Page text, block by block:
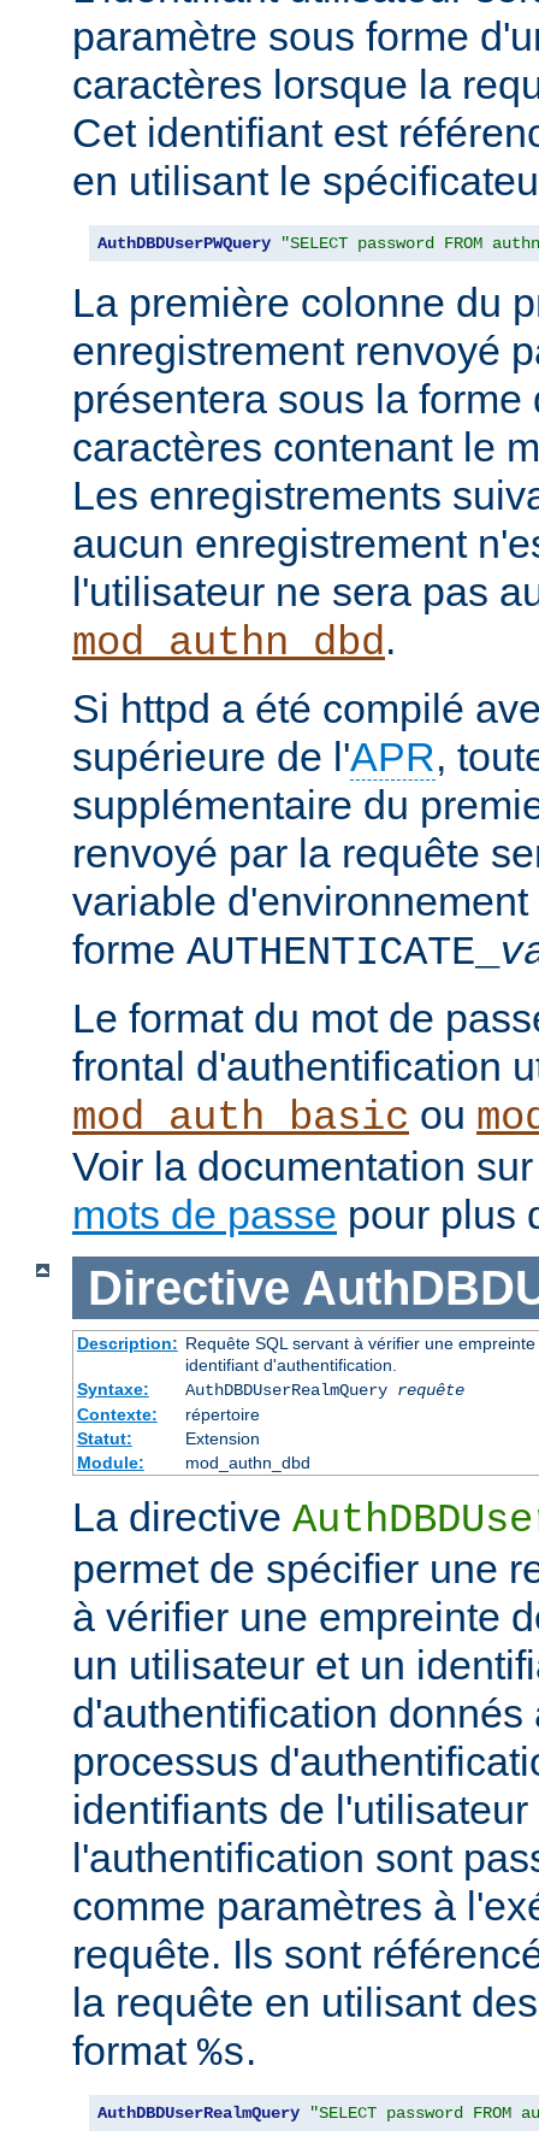
paramètre sous forme
caractères lorsque la
Cet identifiant est
en utilisant le
AuthDBDUserPWQuery "SELECT password FROM
La première colonne du
enregistrement renvoyé
présentera sous la
caractères contenant le
Les enregistrements
aucun enregistrement
l'utilisateur ne sera pas
mod_authn_dbd.
Si httpd a été compilé
supérieure de l'APR,
supplémentaire du
renvoyé par la requête
variable
forme AUTHENTICATE_
Le format du mot de
frontal d'authentification
mod_auth_basic ou
Voir la documentation
mots de passe pour plus
Directive
Description: Requête SQL servant à vérifier une
identifiant d'authentification.
Syntaxe:
AuthDBDUserRealmQuery requête
Contexte:
répertoire
Statut:
Extension
Module:
mod_authn_dbd
La directive
permet de spécifier une
à vérifier une empreinte
un utilisateur et un
d'authentification donnés
processus
identifiants de l'utilisateur
l'authentification sont
comme paramètres à
requête. Ils sont
la requête en utilisant
format %s.
AuthDBDUserRealmQuery "SELECT password FROM